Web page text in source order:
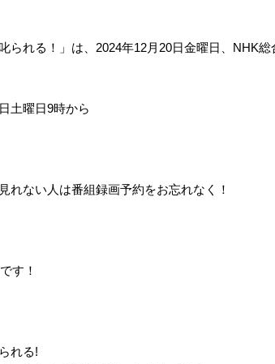
られる！」​は、2024年12月20日金曜日、NHK総
土曜日9時から
れない人は番組録画予約をお忘れなく！
す！
れる!